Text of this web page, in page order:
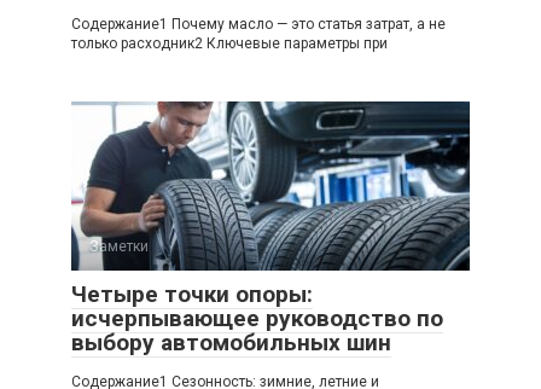
Содержание1 Почему масло — это статья затрат, а не
только расходник2 Ключевые параметры при
Заметки
Четыре точки опоры:
исчерпывающее руководство по
выбору автомобильных шин
Содержание1 Сезонность: зимние, летние и